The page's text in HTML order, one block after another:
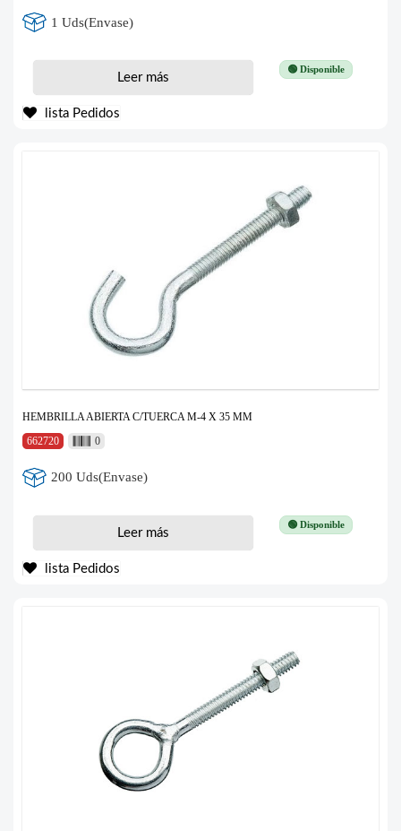
1 Uds(Envase)
🟢 Disponible
Leer más
lista Pedidos
HEMBRILLA ABIERTA C/TUERCA M-4 X 35 MM
662720
0
200 Uds(Envase)
🟢 Disponible
Leer más
lista Pedidos